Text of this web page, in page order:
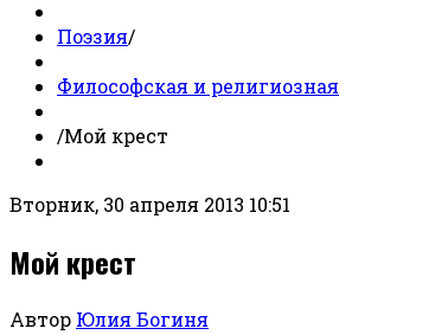
Поэзия/
Философская и религиозная
/Мой крест
Вторник, 30 апреля 2013 10:51
Мой крест
Автор Юлия Богиня